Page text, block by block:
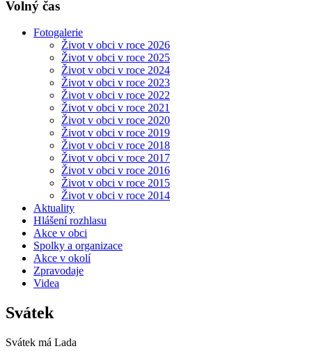
Volný čas
Fotogalerie
Život v obci v roce 2026
Život v obci v roce 2025
Život v obci v roce 2024
Život v obci v roce 2023
Život v obci v roce 2022
Život v obci v roce 2021
Život v obci v roce 2020
Život v obci v roce 2019
Život v obci v roce 2018
Život v obci v roce 2017
Život v obci v roce 2016
Život v obci v roce 2015
Život v obci v roce 2014
Aktuality
Hlášení rozhlasu
Akce v obci
Spolky a organizace
Akce v okolí
Zpravodaje
Videa
Svátek
Svátek má Lada